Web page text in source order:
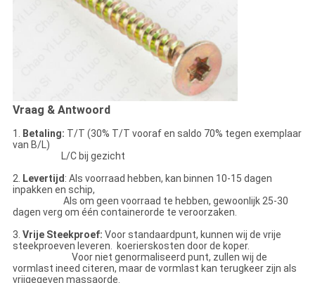
Vraag & Antwoord
1. Betaling: T/T (30% T/T vooraf en saldo 70% tegen exemplaar
van B/L)
L/C bij gezicht
2. Levertijd: Als voorraad hebben, kan binnen 10-15 dagen
inpakken en schip,
Als om geen voorraad te hebben, gewoonlijk 25-30
dagen verg om één containerorde te veroorzaken.
3. Vrije Steekproef: Voor standaardpunt, kunnen wij de vrije
steekproeven leveren. koerierskosten door de koper.
Voor niet genormaliseerd punt, zullen wij de
vormlast ineed citeren, maar de vormlast kan terugkeer zijn als
vrijgegeven massaorde.